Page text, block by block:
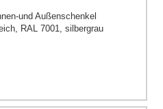
und Außenschenkel
RAL 7001, silbergrau